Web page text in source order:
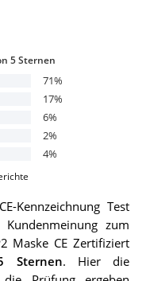
5 Sternen
71%
17%
6%
2%
4%
Kennzeichnung Test
zum
Maske CE Zertifiziert
Sternen. Hier die